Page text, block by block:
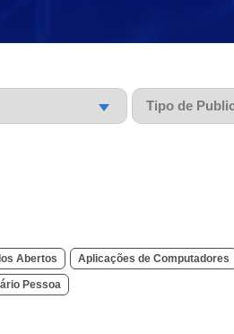
Pesquisar
Pesquisar
Abertos Aplicações de Computadores
Pessoa